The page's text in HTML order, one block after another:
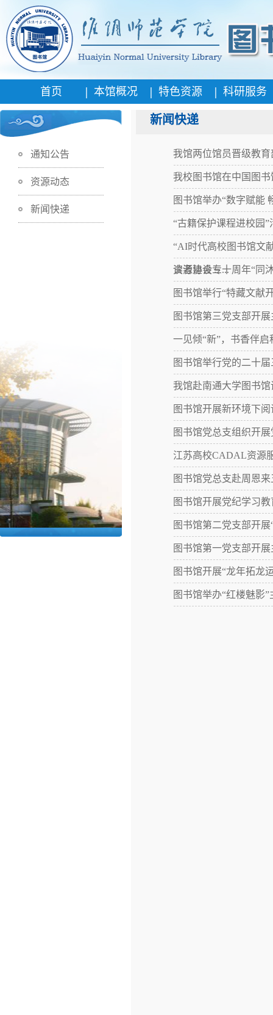
首页 | 本馆概况 | 特色资源 | 科研服务
通知公告
资源动态
新闻快递
新闻快递
我馆两位馆员晋级教
我校图书馆在中国图
图书馆举办“数字赋能
“古籍保护课程进校园
“AI时代高校图书馆文
资源建设专...
读者协会三十周年“同
图书馆举行“特藏文献
图书馆第三党支部开
一见倾“新”，书香伴启
图书馆举行党的二十
我馆赴南通大学图书
图书馆开展新环境下
图书馆党总支组织开
江苏高校CADAL资源
图书馆党总支赴周恩
图书馆开展党纪学习
图书馆第二党支部开
图书馆第一党支部开
图书馆开展“龙年拓龙
图书馆举办“红楼魅影